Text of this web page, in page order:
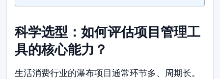
科学选型：如何评估项目管理工
具的核心能力？
生活消费行业的瀑布项目通常环节多、周期长。